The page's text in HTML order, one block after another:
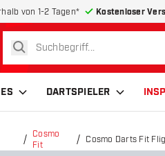
von 1-2 Tagen* Kostenloser
suchen
DARTSPIELER
Cosmo
Fit
Cosmo Darts Fit
Flights